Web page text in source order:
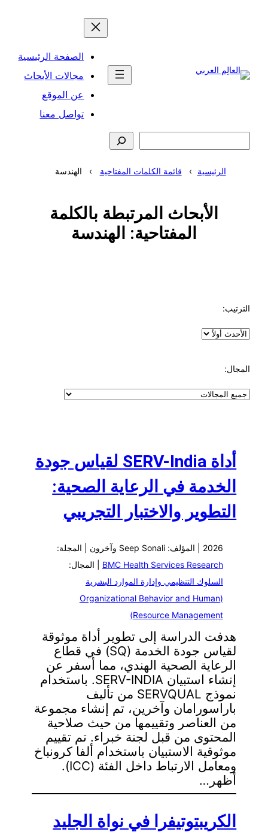
الصفحة الرئيسية
مجالات الأبحاث
عن الموقع
تواصل معنا
الرئيسية قائمة الكلمات المفتاحية الهندسة
الأبحاث المرتبطة بالكلمة
المفتاحية: الهندسة
الترتيب:
المجال:
أداة SERV-India لقياس جودة
الخدمة في الرعاية الصحية:
التطوير والاختبار التجريبي
2026 | المؤلف: Seep Sonali وآخرون | المجلة:
BMC Health Services Research | المجال:
السلوك التنظيمي وإدارة الموارد البشرية
(Organizational Behavior and Human
Resource Management)
هدفت الدراسة إلى تطوير أداة موثوقة
لقياس جودة الخدمة (SQ) في قطاع
الرعاية الصحية الهندي، مما أسفر عن
إنشاء استبيان SERV-INDIA. باستخدام
نموذج SERVQUAL من تأليف
باراسورامان وآخرين، تم إنشاء مجموعة
من العناصر وتقييمها من حيث صلاحية
المحتوى من قبل لجنة خبراء. تم تقييم
موثوقية الاستبيان باستخدام ألفا كرونباخ
ومعامل الارتباط داخل الفئة (ICC).
أظهر…
الكريبتوتيفرا في نواة الجليد